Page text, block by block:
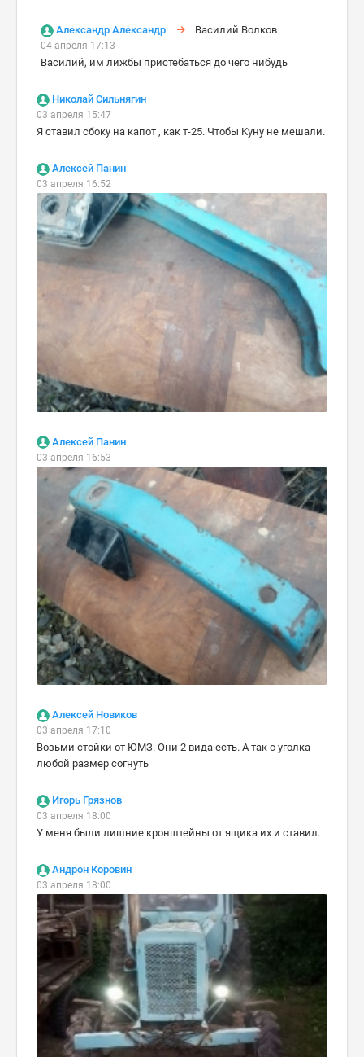
Александр Александр Василий Волков
04 апреля 17:13
Василий, им лижбы пристебаться до чего нибудь
Николай Сильнягин
03 апреля 15:47
Я ставил сбоку на капот , как т-25. Чтобы Куну не мешали.
Алексей Панин
03 апреля 16:52
Алексей Панин
03 апреля 16:53
Алексей Новиков
03 апреля 17:10
Возьми стойки от ЮМЗ. Они 2 вида есть. А так с уголка
любой размер согнуть
Игорь Грязнов
03 апреля 18:00
У меня были лишние кронштейны от ящика их и ставил.
Андрон Коровин
03 апреля 18:00